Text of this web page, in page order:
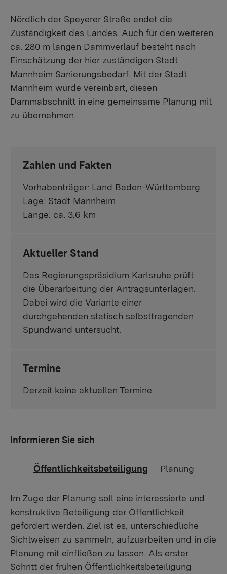
Nördlich der Speyerer Straße endet die
Zuständigkeit des Landes. Auch für den weiteren
ca. 280 m langen Dammverlauf besteht nach
Einschätzung der hier zuständigen Stadt
Mannheim Sanierungsbedarf. Mit der Stadt
Mannheim wurde vereinbart, diesen
Dammabschnitt in eine gemeinsame Planung mit
zu übernehmen.
Zahlen und Fakten
Vorhabenträger: Land Baden-Württemberg
Lage: Stadt Mannheim
Länge: ca. 3,6 km
Aktueller Stand
Das Regierungspräsidium Karlsruhe prüft
die Überarbeitung der Antragsunterlagen.
Dabei wird die Variante einer
durchgehenden statisch selbsttragenden
Spundwand untersucht.
Termine
Derzeit keine aktuellen Termine
Informieren Sie sich
Öffentlichkeitsbeteiligung Planung
Im Zuge der Planung soll eine interessierte und
konstruktive Beteiligung der Öffentlichkeit
gefördert werden. Ziel ist es, unterschiedliche
Sichtweisen zu sammeln, aufzuarbeiten und in die
Planung mit einfließen zu lassen. Als erster
Schritt der frühen Öffentlichkeitsbeteiligung